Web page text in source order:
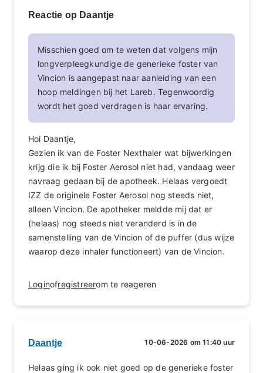
Reactie op Daantje
Misschien goed om te weten dat volgens mijn
longverpleegkundige de generieke foster van
Vincion is aangepast naar aanleiding van een
hoop meldingen bij het Lareb. Tegenwoordig
wordt het goed verdragen is haar ervaring.
Hoi Daantje,
Gezien ik van de Foster Nexthaler wat bijwerkingen
krijg die ik bij Foster Aerosol niet had, vandaag weer
navraag gedaan bij de apotheek. Helaas vergoedt
IZZ de originele Foster Aerosol nog steeds niet,
alleen Vincion. De apotheker meldde mij dat er
(helaas) nog steeds niet veranderd is in de
samenstelling van de Vincion of de puffer (dus wijze
waarop deze inhaler functioneert) van de Vincion.
Loginofregistreerom te reageren
Daantje 10-06-2026 om 11:40 uur
Helaas ging ik ook niet goed op de generieke foster